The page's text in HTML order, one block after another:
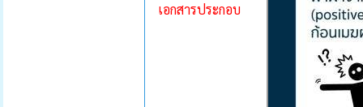
เอกสารประกอบ